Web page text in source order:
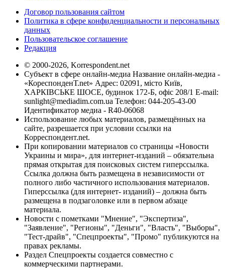
Договор пользования сайтом
Политика в сфере конфиденциальности и персональных
данных
Пользовательское соглашение
Редакция
© 2000-2026, Korrespondent.net
Субъект в сфере онлайн-медиа Название онлайн-медиа -
«КореспонденТ.net» Адрес: 02091, місто Київ,
ХАРКІВСЬКЕ ШОСЕ, будинок 172-Б, офіс 208/1 E-mail:
sunlight@mediadim.com.ua Телефон: 044-205-43-00
Идентификатор медиа - R40-06068
Использование любых материалов, размещённых на
сайте, разрешается при условии ссылки на
Корреспондент.net.
При копировании материалов со страницы «Новости
Украины и мира», для интернет-изданий – обязательна
прямая открытая для поисковых систем гиперссылка.
Ссылка должна быть размещена в независимости от
полного либо частичного использования материалов.
Гиперссылка (для интернет- изданий) – должна быть
размещена в подзаголовке или в первом абзаце
материала.
Новости с пометками "Мнение", "Экспертиза",
"Заявление", "Регионы", "Деньги", "Власть", "Выборы",
"Тест-драйв", "Спецпроекты", "Промо" публикуются на
правах рекламы.
Раздел Спецпроекты создается совместно с
коммерческими партнерами.